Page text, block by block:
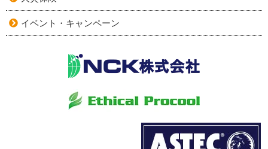
イベント・キャンペーン